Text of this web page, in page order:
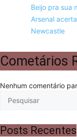
Beijo pra sua
Arsenal
Newcastle
Cometários
Nenhum comentário
Posts Recentes